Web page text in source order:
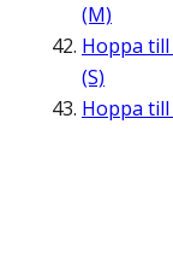
(M)
Hoppa till
(S)
Hoppa till